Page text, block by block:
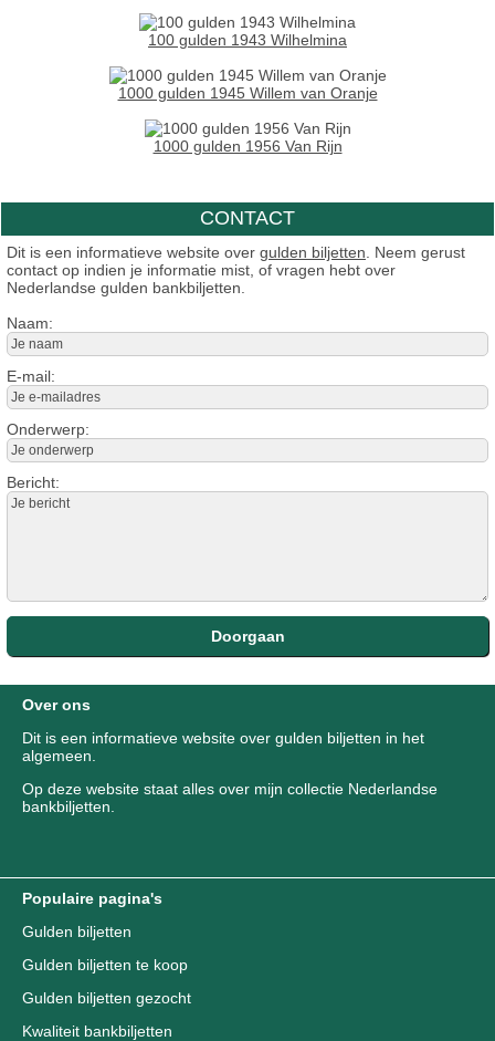
100 gulden 1943 Wilhelmina
1000 gulden 1945 Willem van Oranje
1000 gulden 1956 Van Rijn
CONTACT
Dit is een informatieve website over gulden biljetten. Neem gerust
contact op indien je informatie mist, of vragen hebt over
Nederlandse gulden bankbiljetten.
Naam:
E-mail:
Onderwerp:
Bericht:
Over ons
Dit is een informatieve website over gulden biljetten in het
algemeen.
Op deze website staat alles over mijn collectie Nederlandse
bankbiljetten.
Populaire pagina's
Gulden biljetten
Gulden biljetten te koop
Gulden biljetten gezocht
Kwaliteit bankbiljetten